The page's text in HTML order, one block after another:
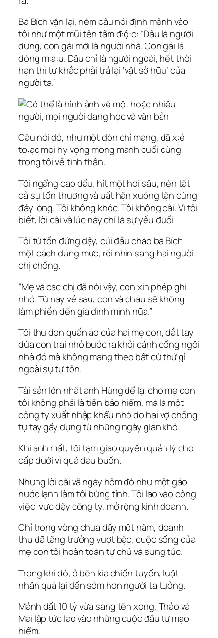
Bà Bích vặn lại, ném câu nói định mệnh vào
tôi như một mũi tên tẩm đ:ộ:c: “Dâu là người
dưng, con gái mới là người nhà. Con gái là
dòng m:á:u. Dâu chỉ là người ngoài, hết thời
hạn thì tự khắc phải trả lại ‘vật sở hữu’ của
người ta.”
Câu nói đó, như một đòn chí mạng, đã x:é
to:ạc mọi hy vọng mong manh cuối cùng
trong tôi về tình thân.
Tôi ngẩng cao đầu, hít một hơi sâu, nén tất
cả sự tổn thương và uất hận xuống tận cùng
đáy lòng. Tôi không khóc. Tôi không cãi. Vì tôi
biết, lời cãi vã lúc này chỉ là sự yếu đuối
Tôi từ tốn đứng dậy, cúi đầu chào bà Bích
một cách đúng mực, rồi nhìn sang hai người
chị chồng.
“Mẹ và các chị đã nói vậy, con xin phép ghi
nhớ. Từ nay về sau, con và cháu sẽ không
làm phiền đến gia đình mình nữa.”
Tôi thu dọn quần áo của hai mẹ con, dắt tay
đứa con trai nhỏ bước ra khỏi cánh cổng ngôi
nhà đó mà không mang theo bất cứ thứ gì
ngoài sự tự tôn.
Tài sản lớn nhất anh Hùng để lại cho mẹ con
tôi không phải là tiền bảo hiểm, mà là một
công ty xuất nhập khẩu nhỏ do hai vợ chồng
tự tay gầy dựng từ những ngày gian khó.
Khi anh mất, tôi tạm giao quyền quản lý cho
cấp dưới vì quá đau buồn.
Nhưng lời cãi vã ngày hôm đó như một gáo
nước lạnh làm tôi bừng tỉnh. Tôi lao vào công
việc, vực dậy công ty, mở rộng kinh doanh.
Chỉ trong vòng chưa đầy một năm, doanh
thu đã tăng trưởng vượt bậc, cuộc sống của
mẹ con tôi hoàn toàn tự chủ và sung túc.
Trong khi đó, ở bên kia chiến tuyến, luật
nhân quả lại đến sớm hơn người ta tưởng.
Mảnh đất 10 tỷ vừa sang tên xong, Thảo và
Mai lập tức lao vào những cuộc đầu tư mạo
hiểm.